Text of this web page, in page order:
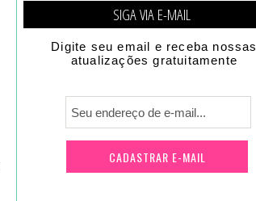
SIGA VIA E-MAIL
Digite seu email e receba nossas
atualizações gratuitamente